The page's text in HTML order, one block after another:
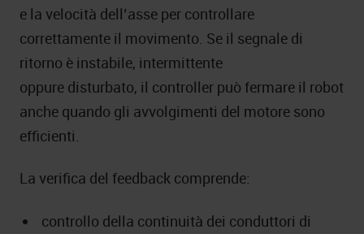
e la velocità dell’asse per controllare
correttamente il movimento. Se il segnale di
ritorno è instabile, intermittente
oppure disturbato, il controller può fermare il robot
anche quando gli avvolgimenti del motore sono
efficienti.
La verifica del feedback comprende:
controllo della continuità dei conduttori di